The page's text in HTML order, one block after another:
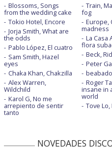
Fuego - acústico
Yo no estoy loco - con la letra
Blossoms, Songs
from the wedding cake
Tokio Hotel, Encore
Jorja Smith, What are
the odds
Pablo López, El cuatro
Sam Smith, Hazel
eyes
Chaka Khan, Chakzilla
Alex Warren,
Wildchild
Karol G, No me
arrepiento de sentir
tanto
Train,
fog
Europe,
madness
La Casa
flora
Beck,
Peter
Roger
insane in
world
Tove
NOVEDADES